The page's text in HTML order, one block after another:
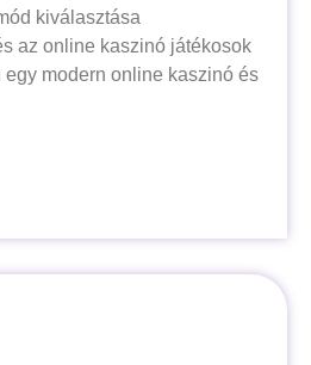
kiválasztása
az online kaszinó játékosok
modern online kaszinó és